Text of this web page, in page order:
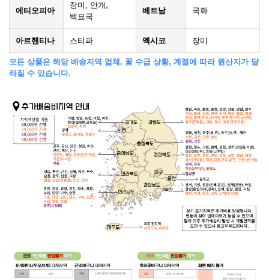
에티오피아
장미, 안개,
백묘국
베트남 국화
아르헨티나 스티파 멕시코 장미
모든 상품은 해당 배송지역 업체, 꽃 수급 상황, 계절에 따라 원산지가 달
라질 수 있습니다.